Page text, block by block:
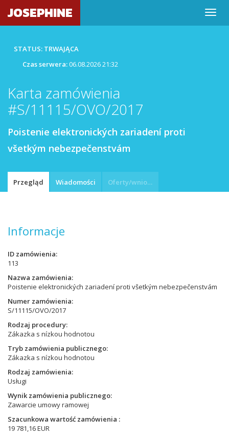
JOSEPHINE
STATUS: TRWAJĄCA
Czas serwera:06.08.2026 21:32
Karta zamówienia
#S/11115/OVO/2017
Poistenie elektronických zariadení proti
všetkým nebezpečenstvám
Przegląd Wiadomości Oferty/wnioski
Informacje
ID zamówienia
113
Nazwa zamówienia
Poistenie elektronických zariadení proti všetkým nebezpečenstvám
Numer zamówienia
S/11115/OVO/2017
Rodzaj procedury
Zákazka s nízkou hodnotou
Tryb zamówienia publicznego
Zákazka s nízkou hodnotou
Rodzaj zamówienia
Usługi
Wynik zamówienia publicznego
Zawarcie umowy ramowej
Szacunkowa wartość zamówienia
19 781,16 EUR